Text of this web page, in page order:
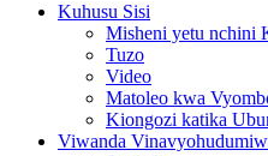
Kuhusu Sisi
Misheni yetu nchini
Tuzo
Video
Matoleo kwa
Kiongozi katika
Viwanda